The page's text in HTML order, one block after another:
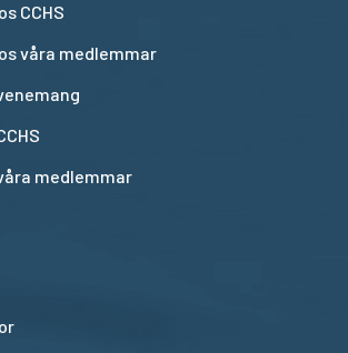
CCHS
våra medlemmar
medlemmar